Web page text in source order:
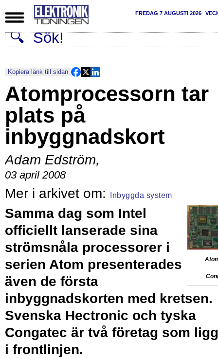
FREDAG 7 AUGUSTI 2026
Kopiera länk till sidan
Atomprocessorn tar
plats på
inbyggnadskort
Adam Edström,
03 april 2008
Inbyggda system
Samma dag som Intel
officiellt lanserade sina
strömsnåla processorer i
serien Atom presenterades
även de första
inbyggnadskorten med kretsen.
Svenska Hectronic och tyska
Congatec är två företag som
i frontlinjen.